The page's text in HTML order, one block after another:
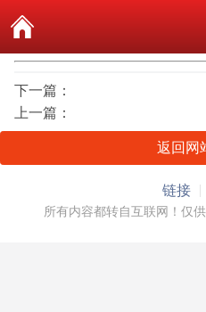
下一篇：
上一篇：
返回网
链接
所有内容都转自互联网！仅